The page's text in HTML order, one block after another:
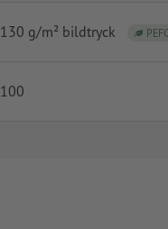
130 g/m² bildtryck PEFC
100